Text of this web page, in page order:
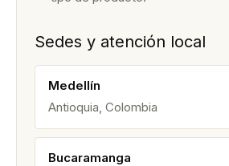
Sedes y atención local
Medellín
Antioquia, Colombia
Bucaramanga